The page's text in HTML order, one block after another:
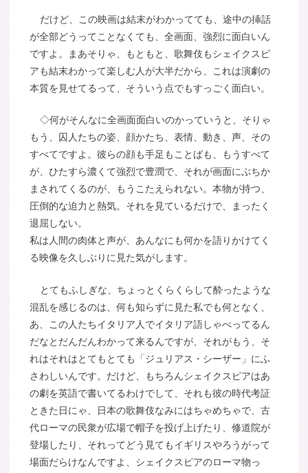
だけど、この映画は結末がわかってても、途中の挿話
が全部どうってことなくても、全画面、強烈に面白いん
ですよ。まあそりゃ、もともと、歌舞伎もシェイクスピ
アも結末わかって楽しむ人が大半だから、これは演劇の
本質を見せてるって、そういう点でもすっごく面白い。
◇何がそんなに全画面面白いのかっていうと、そりゃ
もう、囚人たちの姿、顔かたち、表情、動き、声、その
すべてですよ。彼らの顔も手足もことばも、もうすべて
が、ひたすら濃くて強烈で豊潤で、それが画面にぶちか
まされてくるのが、もうこたえられない。本物が持つ、
圧倒的な迫力と熱気。それを見ているだけで、まったく
退屈しない。
私は人間の肉体と声が、あんなにも何かを語りかけてく
る映像を久しぶりに見た気がします。
とてもふしぎな、ちょっとくらくらして酔ったような
混乱を感じるのは、何も知らずに見た私でも何となく、
あ、この人たちイタリア人でイタリア語しゃべってるん
だなとだんだんわかって来るんですが、それがもう、そ
れはそれはとてもとても「ジュリアス・シーザー」にふ
さわしいんです。だけど、もちろんシェイクスピアはあ
の劇を英語で書いてるわけでして、それも彼の時代考証
ときた日にゃ、日本の歌舞伎なみにはちゃめちゃで、古
代ローマの民衆が広場で帽子を投げ上げたり、修道院が
登場したり、それってどう見てもイギリスやろうがって
場面だらけなんですよ、シェイクスピアのローマ物っ